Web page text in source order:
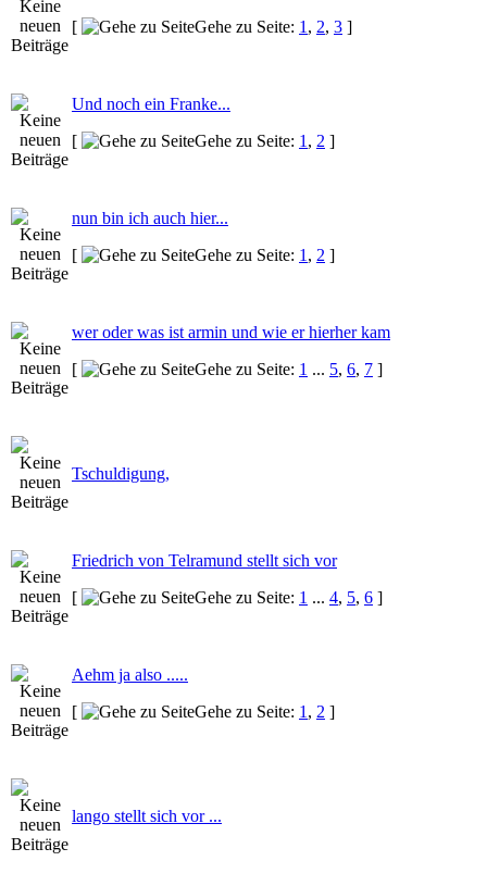
[
Gehe zu Seite: 1 , 2, 3 ]
Und noch ein Franke...
[
Gehe zu Seite: 1 , 2 ]
nun bin ich auch hier...
[
Gehe zu Seite: 1 , 2 ]
wer oder was ist armin und wie er hierher kam
[
Gehe zu Seite: 1 ... 5, 6, 7 ]
Tschuldigung,
Friedrich von Telramund stellt sich vor
[
Gehe zu Seite: 1 ... 4, 5, 6 ]
Aehm ja also .....
[
Gehe zu Seite: 1 , 2 ]
lango stellt sich vor ...